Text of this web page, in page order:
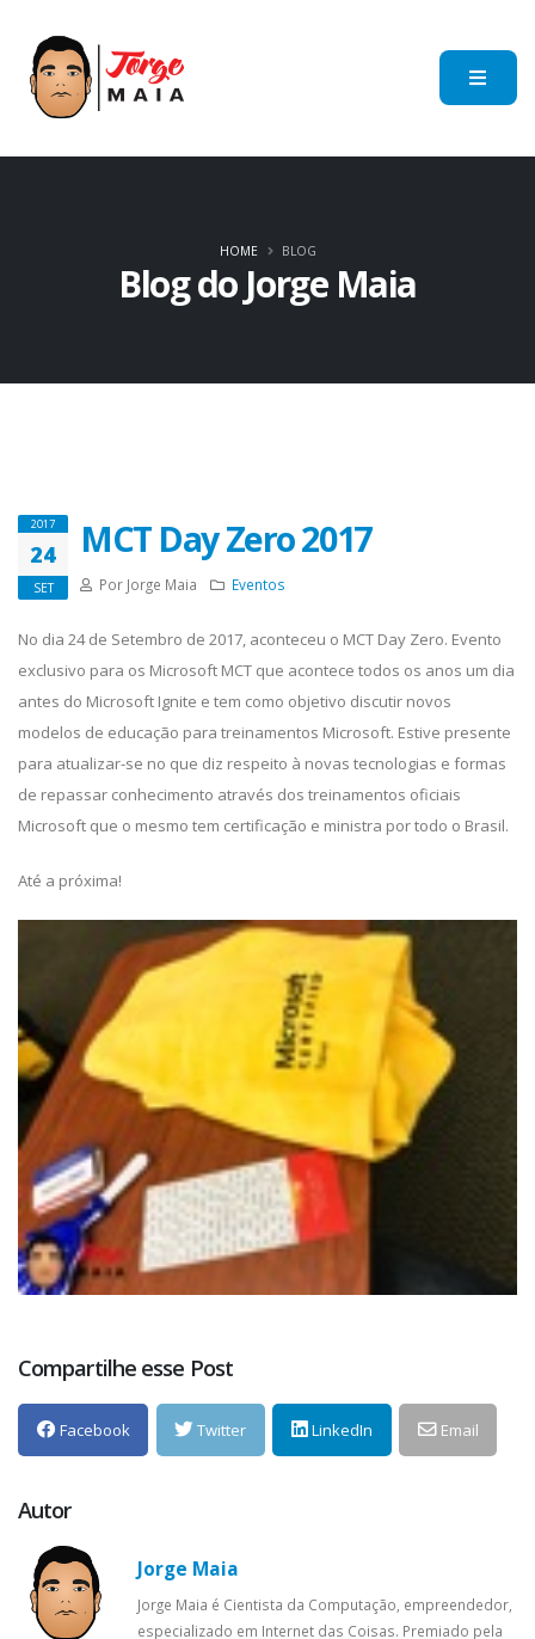
Blog do Jorge Maia
HOME BLOG
2017
24
SET
MCT Day Zero 2017
Por Jorge Maia Eventos
No dia 24 de Setembro de 2017, aconteceu o MCT Day Zero. Evento
exclusivo para os Microsoft MCT que acontece todos os anos um dia
antes do Microsoft Ignite e tem como objetivo discutir novos
modelos de educação para treinamentos Microsoft. Estive presente
para atualizar-se no que diz respeito à novas tecnologias e formas
de repassar conhecimento através dos treinamentos oficiais
Microsoft que o mesmo tem certificação e ministra por todo o Brasil.
Até a próxima!
Compartilhe esse Post
Facebook Twitter LinkedIn Email
Autor
Jorge Maia
Jorge Maia é Cientista da Computação, empreendedor,
especializado em Internet das Coisas. Premiado pela